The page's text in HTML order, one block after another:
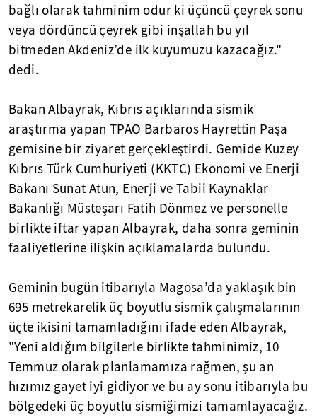
bağlı olarak tahminim odur ki üçüncü çeyrek sonu
veya dördüncü çeyrek gibi inşallah bu yıl
bitmeden Akdeniz’de ilk kuyumuzu kazacağız."
dedi.
Bakan Albayrak, Kıbrıs açıklarında sismik
araştırma yapan TPAO Barbaros Hayrettin Paşa
gemisine bir ziyaret gerçekleştirdi. Gemide Kuzey
Kıbrıs Türk Cumhuriyeti (KKTC) Ekonomi ve Enerji
Bakanı Sunat Atun, Enerji ve Tabii Kaynaklar
Bakanlığı Müsteşarı Fatih Dönmez ve personelle
birlikte iftar yapan Albayrak, daha sonra geminin
faaliyetlerine ilişkin açıklamalarda bulundu.
Geminin bugün itibarıyla Magosa’da yaklaşık bin
695 metrekarelik üç boyutlu sismik çalışmalarının
üçte ikisini tamamladığını ifade eden Albayrak,
"Yeni aldığım bilgilerle birlikte tahminimiz, 10
Temmuz olarak planlamamıza rağmen, şu an
hızımız gayet iyi gidiyor ve bu ay sonu itibarıyla bu
bölgedeki üç boyutlu sismiğimizi tamamlayacağız.